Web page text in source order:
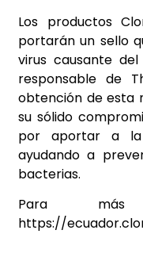
Los productos
portarán un sello
virus causante
responsable de
obtención de esta
su sólido
por aportar a la
ayudando a
bacterias.
Para más
https://